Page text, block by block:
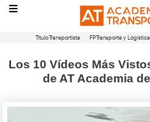
Los 10 Vídeos